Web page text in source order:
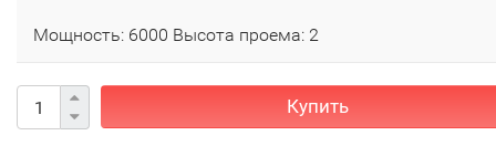
Мощность: 6000 Высота проема: 2
Купить